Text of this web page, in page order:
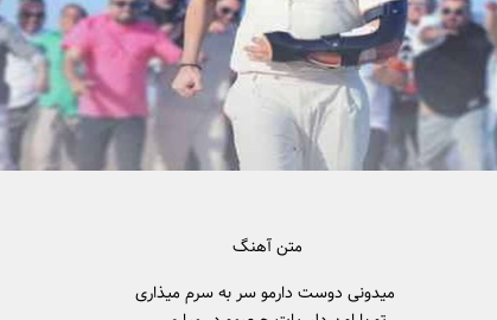
متن آهنگ
میدونی دوست دارمو سر به سرم میذاری